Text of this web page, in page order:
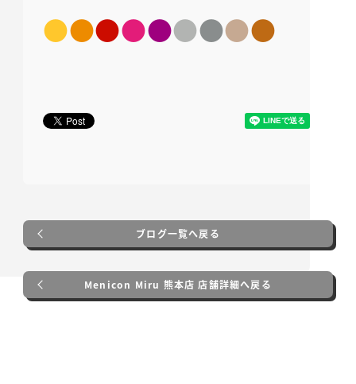
●●●●●●●●●
ブログ一覧へ戻る
Menicon Miru 熊本店 店舗詳細へ戻る